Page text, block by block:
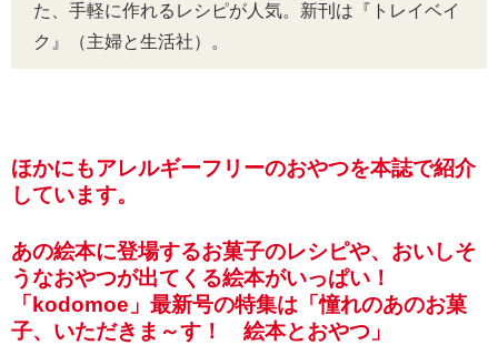
た、手軽に作れるレシピが人気。新刊は『トレイベイ
ク』（主婦と生活社）。
ほかにもアレルギーフリーのおやつを本誌で紹介
しています。
あの絵本に登場するお菓子のレシピや、おいしそ
うなおやつが出てくる絵本がいっぱい！
「kodomoe」最新号の特集は「憧れのあのお菓
子、いただきま～す！ 絵本とおやつ」